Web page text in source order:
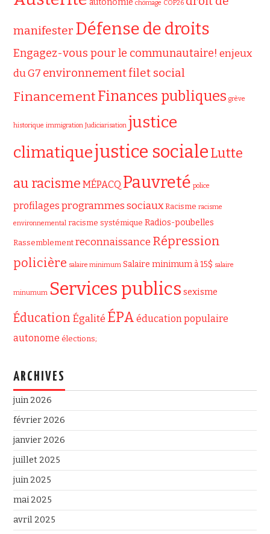
autonomie chômage COP26
manifester Défense de droits
Engagez-vous pour le communautaire! enjeux
du G7 environnementfilet social
FinancementFinances publiques grève
historique immigration Judiciarisation justice
climatiquejustice socialeLutte
au racisme MÉPACQ Pauvreté police
profilages programmes sociaux Racisme racisme
environnemental racisme systémique Radios-poubelles
Rassemblement reconnaissance Répression
policière salaire minimum Salaire minimum à 15$ salaire
minumum Services publics sexisme
Éducation Égalité ÉPA éducation populaire
autonome élections;
ARCHIVES
juin 2026
février 2026
janvier 2026
juillet 2025
juin 2025
mai 2025
avril 2025